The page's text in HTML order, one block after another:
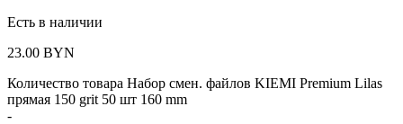
Есть в наличии
23.00 BYN
Количество товара Набор смен. файлов KIEMI Premium Lilas
прямая 150 grit 50 шт 160 mm
-